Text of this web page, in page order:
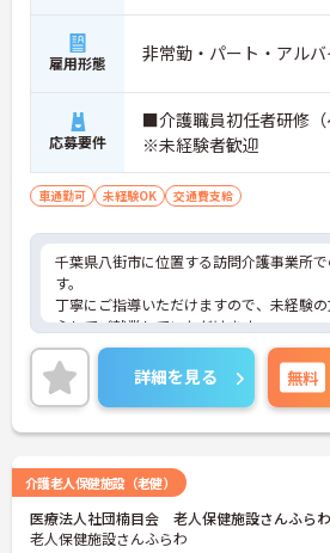
雇用形態 非常勤・パート・アルバ
応募要件
■介護職員初任者研修
※未経験者歓迎
車通勤可 未経験OK 交通費支給
千葉県八街市に位置する訪問介護事業所
す。
丁寧にご指導いただけますので、未経験の
心してご就業していただけます。
週1時間から可能ですので、ご都合に合わ
き方が出来ます！
ご興味のある方は、お気軽にお問い合わせ
い。
詳細を見る 無料
介護老人保健施設（老健）
医療法人社団楠目会 老人保健施設さんふらわ
老人保健施設さんふらわ